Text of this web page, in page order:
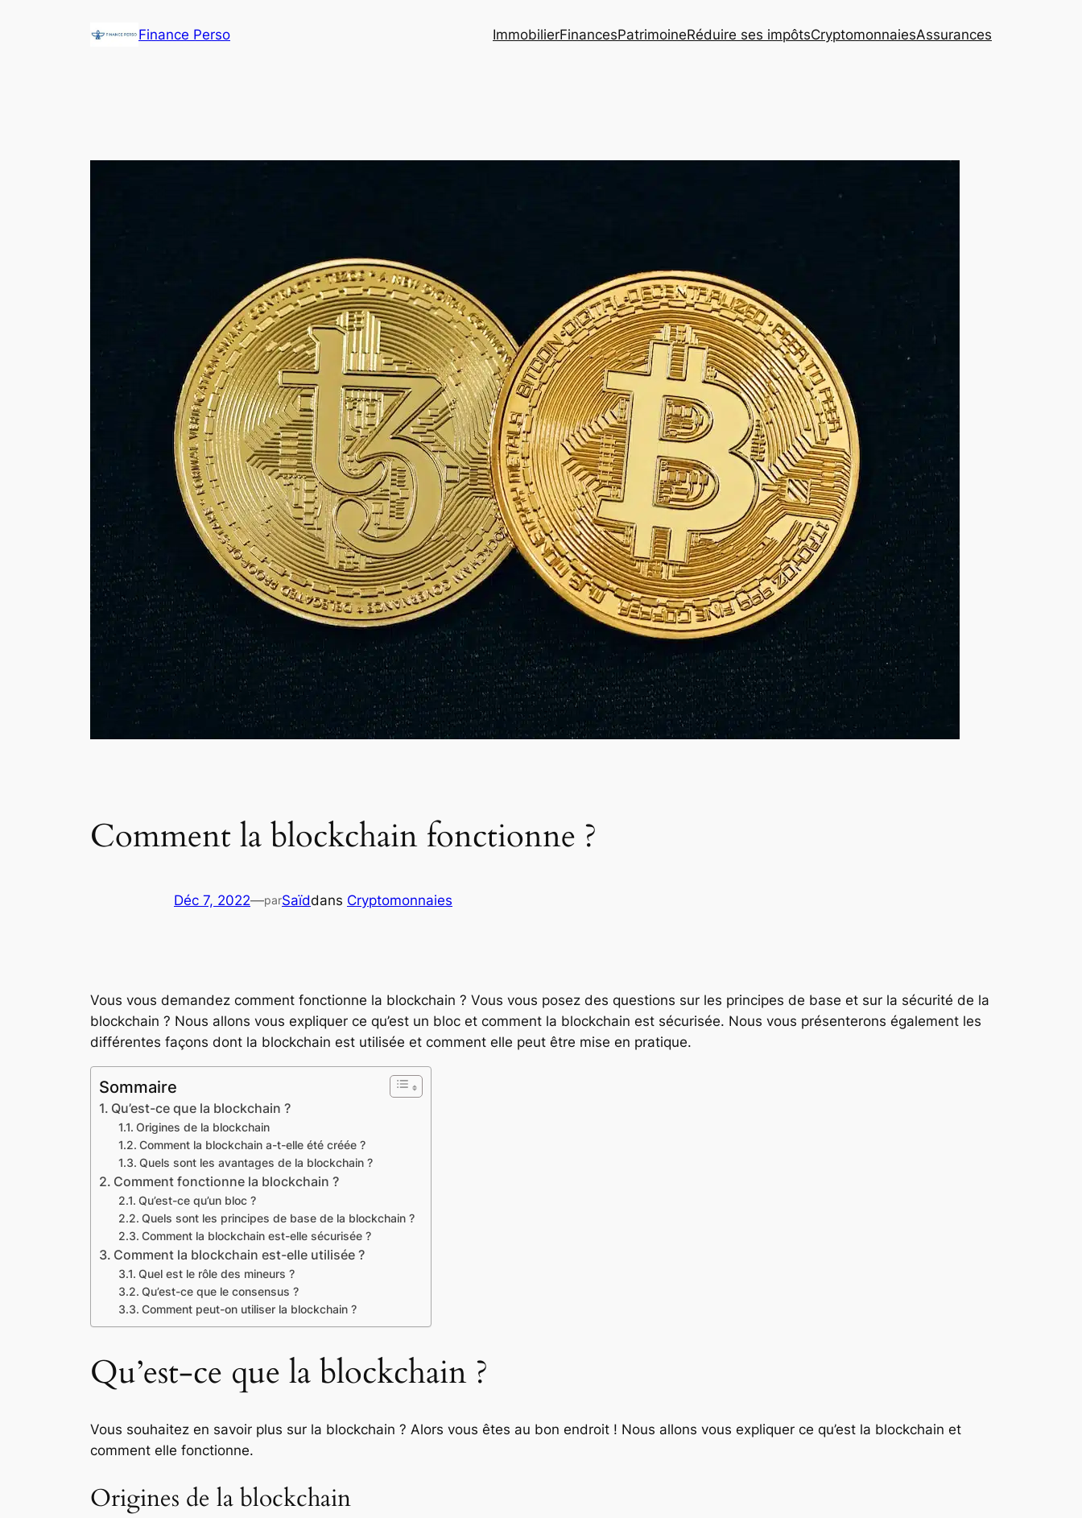
Finance Perso ImmobilierFinancesPatrimoineRéduire ses impôtsCryptomonnaiesAssurances
Comment la blockchain fonctionne ?
Déc 7, 2022—parSaïddans Cryptomonnaies
Vous vous demandez comment fonctionne la blockchain ? Vous vous posez des questions sur les principes de base et sur la sécurité de la
blockchain ? Nous allons vous expliquer ce qu’est un bloc et comment la blockchain est sécurisée. Nous vous présenterons également les
différentes façons dont la blockchain est utilisée et comment elle peut être mise en pratique.
Sommaire
Qu’est-ce que la blockchain ?
Origines de la blockchain
Comment la blockchain a-t-elle été créée ?
Quels sont les avantages de la blockchain ?
Comment fonctionne la blockchain ?
Qu’est-ce qu’un bloc ?
Quels sont les principes de base de la blockchain ?
Comment la blockchain est-elle sécurisée ?
Comment la blockchain est-elle utilisée ?
Quel est le rôle des mineurs ?
Qu’est-ce que le consensus ?
Comment peut-on utiliser la blockchain ?
Qu’est-ce que la blockchain ?
Vous souhaitez en savoir plus sur la blockchain ? Alors vous êtes au bon endroit ! Nous allons vous expliquer ce qu’est la blockchain et
comment elle fonctionne.
Origines de la blockchain